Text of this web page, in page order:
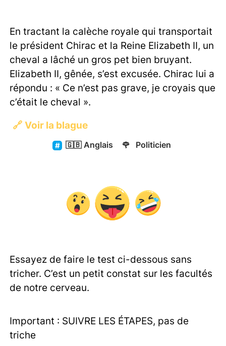
En tractant la calèche royale qui transportait
le président Chirac et la Reine Elizabeth II, un
cheval a lâché un gros pet bien bruyant.
Elizabeth II, gênée, s’est excusée. Chirac lui a
répondu : « Ce n’est pas grave, je croyais que
c’était le cheval ».
🔗 Voir la blague
🇬🇧 Anglais 🌹 Politicien
Essayez de faire le test ci-dessous sans
tricher. C’est un petit constat sur les facultés
de notre cerveau.
Important : SUIVRE LES ÉTAPES, pas de
triche